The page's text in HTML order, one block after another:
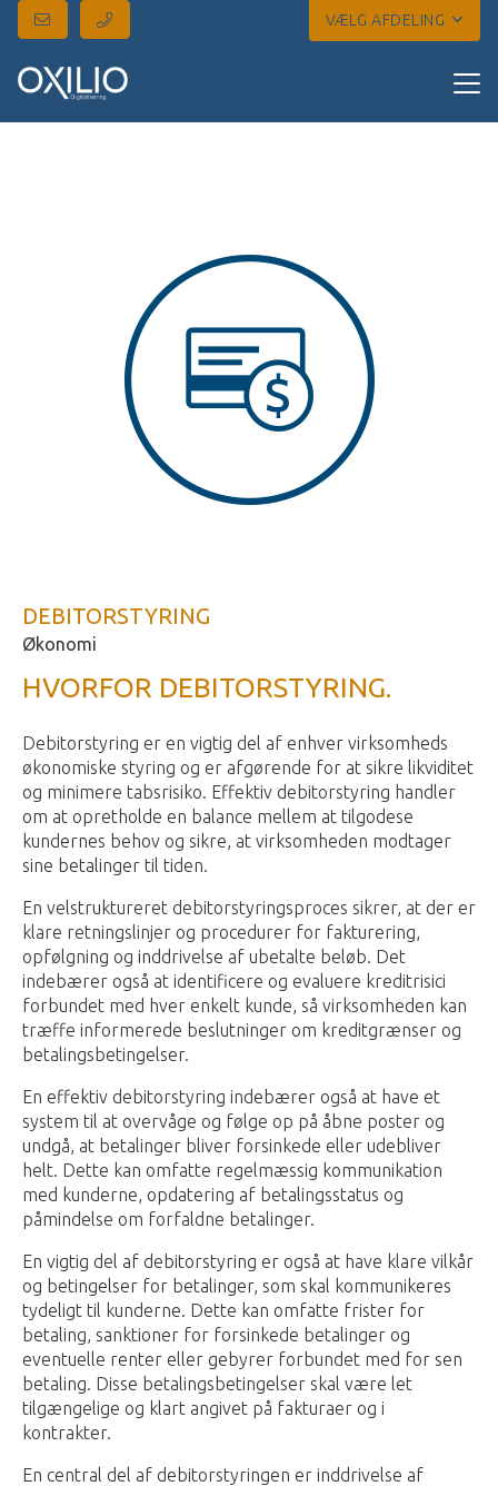
VÆLG AFDELING
DEBITORSTYRING
Økonomi
HVORFOR DEBITORSTYRING.
Debitorstyring er en vigtig del af enhver virksomheds
økonomiske styring og er afgørende for at sikre likviditet
og minimere tabsrisiko. Effektiv debitorstyring handler
om at opretholde en balance mellem at tilgodese
kundernes behov og sikre, at virksomheden modtager
sine betalinger til tiden.
En velstruktureret debitorstyringsproces sikrer, at der er
klare retningslinjer og procedurer for fakturering,
opfølgning og inddrivelse af ubetalte beløb. Det
indebærer også at identificere og evaluere kreditrisici
forbundet med hver enkelt kunde, så virksomheden kan
træffe informerede beslutninger om kreditgrænser og
betalingsbetingelser.
En effektiv debitorstyring indebærer også at have et
system til at overvåge og følge op på åbne poster og
undgå, at betalinger bliver forsinkede eller udebliver
helt. Dette kan omfatte regelmæssig kommunikation
med kunderne, opdatering af betalingsstatus og
påmindelse om forfaldne betalinger.
En vigtig del af debitorstyring er også at have klare vilkår
og betingelser for betalinger, som skal kommunikeres
tydeligt til kunderne. Dette kan omfatte frister for
betaling, sanktioner for forsinkede betalinger og
eventuelle renter eller gebyrer forbundet med for sen
betaling. Disse betalingsbetingelser skal være let
tilgængelige og klart angivet på fakturaer og i
kontrakter.
En central del af debitorstyringen er inddrivelse af